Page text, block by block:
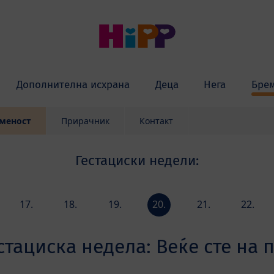
Дополнителна исхрана Деца Нега
Прирачник Контакт
Гестациски недели:
17.
18.
19.
20.
21.
22.
недела: Веќе сте на